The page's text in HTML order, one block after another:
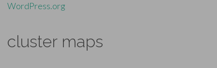
WordPress.org
cluster maps